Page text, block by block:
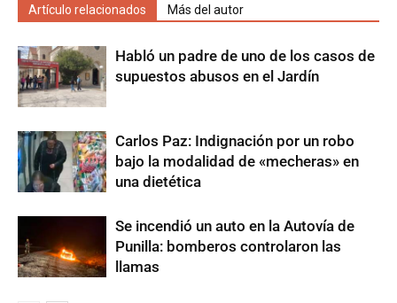
Artículo relacionados Más del autor
Habló un padre de uno de los casos de
supuestos abusos en el Jardín
Carlos Paz: Indignación por un robo
bajo la modalidad de «mecheras» en
una dietética
Se incendió un auto en la Autovía de
Punilla: bomberos controlaron las
llamas